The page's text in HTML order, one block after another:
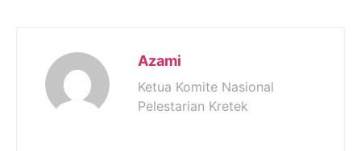
Azami
Ketua Komite Nasional
Pelestarian Kretek